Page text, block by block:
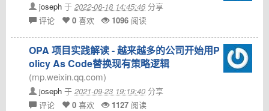
joseph 于 2022-08-18 14:45:46 分享
评论
0 喜欢 1096 阅读
OPA 项目实践解读 - 越来越多的公司开始用P
olicy As Code替换现有策略逻辑
(mp.weixin.qq.com)
joseph 于 2021-09-23 19:19:40 分享
评论
0 喜欢 1127 阅读